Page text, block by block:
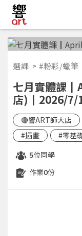
選課 #粉彩/蠟筆
七月實體課
店)┃2026/7/
🔴響ART師大店
#插畫
#零基
5位同學
作業0份